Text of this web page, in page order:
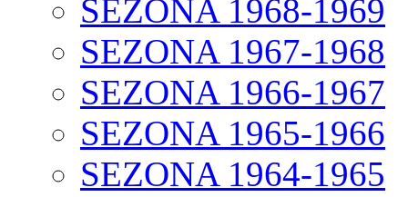
SEZONA 1968-1969
SEZONA 1967-1968
SEZONA 1966-1967
SEZONA 1965-1966
SEZONA 1964-1965